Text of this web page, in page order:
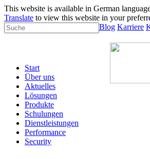
This website is available in German
Translate to view this website in your
Blog Karriere
Start
Über uns
Aktuelles
Lösungen
Produkte
Schulungen
Dienstleistungen
Performance
Security